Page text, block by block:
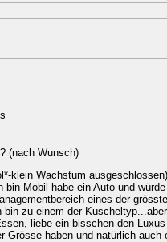
(nach Wunsch)
klein Wachstum
Mobil habe ein Auto und
eines der
zu einem der
liebe ein bisschen den
Grösse haben und natürlich